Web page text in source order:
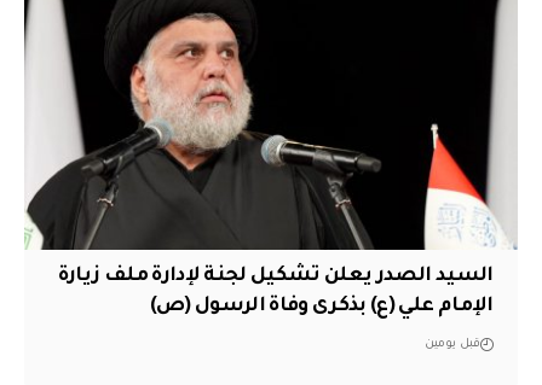
السيد الصدر يعلن تشكيل لجنة لإدارة ملف زيارة
الإمام علي (ع) بذكرى وفاة الرسول (ص)
قبل يومين